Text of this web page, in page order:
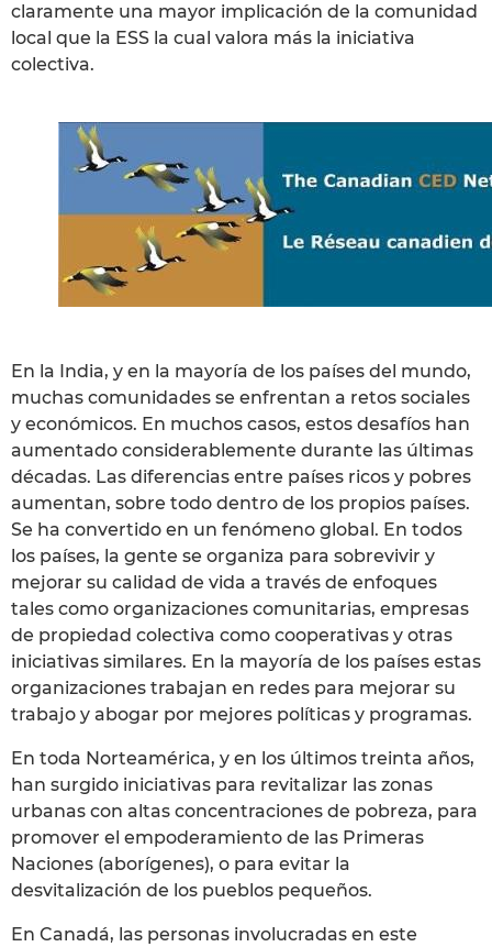
claramente una mayor implicación de la comunidad
local que la ESS la cual valora más la iniciativa
colectiva.
En la India, y en la mayoría de los países del mundo,
muchas comunidades se enfrentan a retos sociales
y económicos. En muchos casos, estos desafíos han
aumentado considerablemente durante las últimas
décadas. Las diferencias entre países ricos y pobres
aumentan, sobre todo dentro de los propios países.
Se ha convertido en un fenómeno global. En todos
los países, la gente se organiza para sobrevivir y
mejorar su calidad de vida a través de enfoques
tales como organizaciones comunitarias, empresas
de propiedad colectiva como cooperativas y otras
iniciativas similares. En la mayoría de los países estas
organizaciones trabajan en redes para mejorar su
trabajo y abogar por mejores políticas y programas.
En toda Norteamérica, y en los últimos treinta años,
han surgido iniciativas para revitalizar las zonas
urbanas con altas concentraciones de pobreza, para
promover el empoderamiento de las Primeras
Naciones (aborígenes), o para evitar la
desvitalización de los pueblos pequeños.
En Canadá, las personas involucradas en este